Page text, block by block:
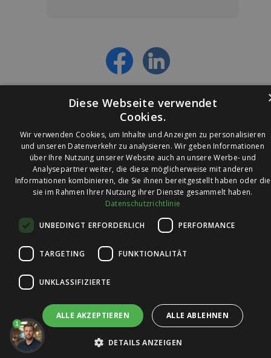
© 2026 Ledleuchtendiscounter.de
auf
Trusted Shops
1
Diese Webseite verwendet
Cookies.
Wir verwenden Cookies, um Inhalte und Anzeigen zu personalisieren
und unseren Datenverkehr zu analysieren. Wir geben Informationen
über Ihre Nutzung unserer Website auch an unsere Werbe- und
Analysepartner weiter, die diese möglicherweise mit anderen
Informationen kombinieren, die Sie ihnen bereitgestellt haben oder die
sie im Rahmen Ihrer Nutzung ihrer Dienste gesammelt haben.
Datenschutzrichtlinie
UNBEDINGT ERFORDERLICH PERFORMANCE
TARGETING FUNKTIONALITÄT
UNKLASSIFIZIERTE
ALLE AKZEPTIEREN ALLE ABLEHNEN
DETAILS ANZEIGEN